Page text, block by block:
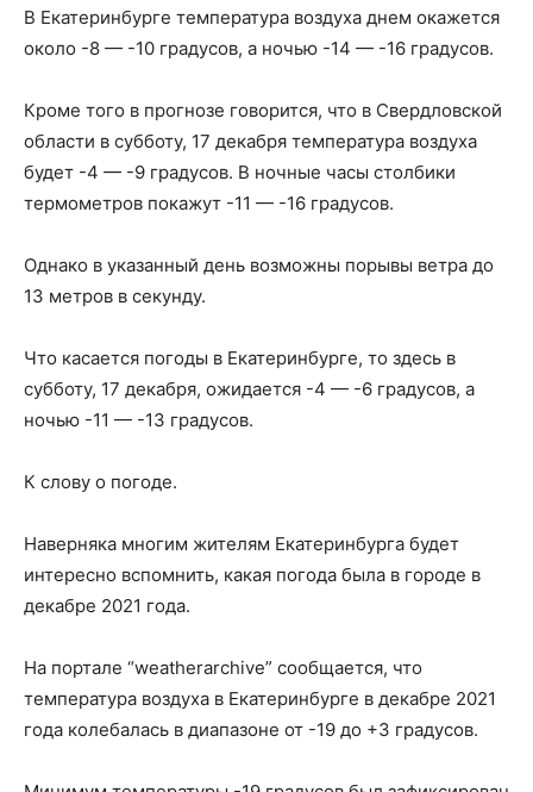
В Екатеринбурге температура воздуха днем окажется
около -8 — -10 градусов, а ночью -14 — -16 градусов.
Кроме того в прогнозе говорится, что в Свердловской
области в субботу, 17 декабря температура воздуха
будет -4 — -9 градусов. В ночные часы столбики
термометров покажут -11 — -16 градусов.
Однако в указанный день возможны порывы ветра до
13 метров в секунду.
Что касается погоды в Екатеринбурге, то здесь в
субботу, 17 декабря, ожидается -4 — -6 градусов, а
ночью -11 — -13 градусов.
К слову о погоде.
Наверняка многим жителям Екатеринбурга будет
интересно вспомнить, какая погода была в городе в
декабре 2021 года.
На портале “weatherarchive” сообщается, что
температура воздуха в Екатеринбурге в декабре 2021
года колебалась в диапазоне от -19 до +3 градусов.